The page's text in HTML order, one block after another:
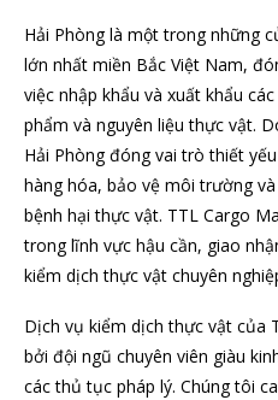
Hải Phòng là một trong những
lớn nhất miền Bắc Việt Nam,
việc nhập khẩu và xuất khẩu
phẩm và nguyên liệu thực vật.
Hải Phòng đóng vai trò thiết
hàng hóa, bảo vệ môi trường
bệnh hại thực vật. TTL Cargo
trong lĩnh vực hậu cần, giao
kiểm dịch thực vật chuyên
Dịch vụ kiểm dịch thực vật của
bởi đội ngũ chuyên viên giàu
các thủ tục pháp lý. Chúng tôi